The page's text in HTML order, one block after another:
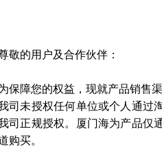
敬的用户及合作伙伴：
保障您的权益，现就产品销售
司未授权任何单位或个人通过
司正规授权。厦门海为产品仅
购买。